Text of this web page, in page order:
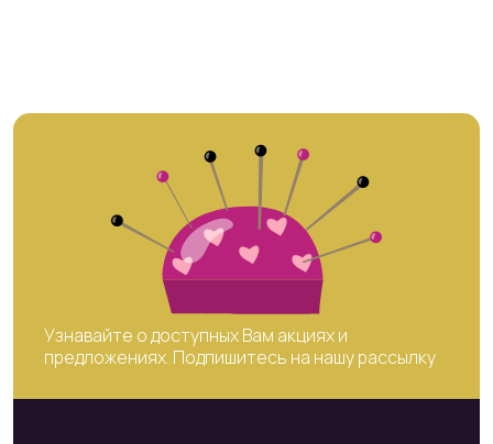
Узнавайте о доступных Вам акциях и
предложениях. Подпишитесь на нашу рассылку